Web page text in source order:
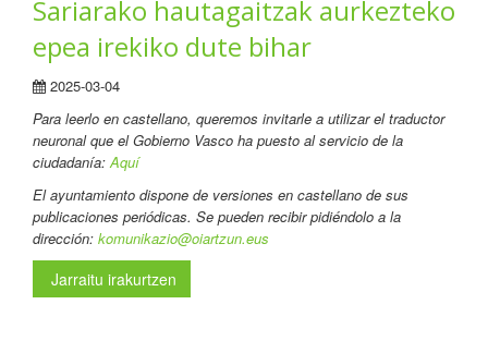
Sariarako hautagaitzak aurkezteko
epea irekiko dute bihar
2025-03-04
Para leerlo en castellano, queremos invitarle a utilizar el traductor
neuronal que el Gobierno Vasco ha puesto al servicio de la
ciudadanía:Aquí
El ayuntamiento dispone de versiones en castellano de sus
publicaciones periódicas. Se pueden recibir pidiéndolo a la
dirección: komunikazio@oiartzun.eus
Jarraitu irakurtzen